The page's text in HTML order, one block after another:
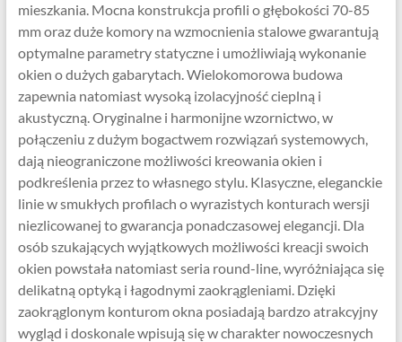
mieszkania. Mocna konstrukcja profili o głębokości 70-85
mm oraz duże komory na wzmocnienia stalowe gwarantują
optymalne parametry statyczne i umożliwiają wykonanie
okien o dużych gabarytach. Wielokomorowa budowa
zapewnia natomiast wysoką izolacyjność cieplną i
akustyczną. Oryginalne i harmonijne wzornictwo, w
połączeniu z dużym bogactwem rozwiązań systemowych,
dają nieograniczone możliwości kreowania okien i
podkreślenia przez to własnego stylu. Klasyczne, eleganckie
linie w smukłych profilach o wyrazistych konturach wersji
niezlicowanej to gwarancja ponadczasowej elegancji. Dla
osób szukających wyjątkowych możliwości kreacji swoich
okien powstała natomiast seria round-line, wyróżniająca się
delikatną optyką i łagodnymi zaokrągleniami. Dzięki
zaokrąglonym konturom okna posiadają bardzo atrakcyjny
wygląd i doskonale wpisują się w charakter nowoczesnych